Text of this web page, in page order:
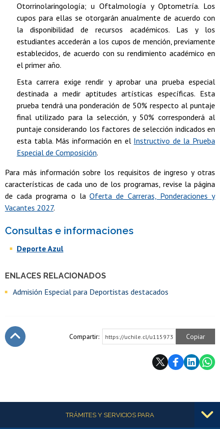
ENLACES RELACIONADOS
Admisión Especial para Deportistas destacados
Otorrinolaringología; u Oftalmología y Optometría. Los
cupos para ellas se otorgarán anualmente de acuerdo con
la disponibilidad de recursos académicos. Las y los
estudiantes accederán a los cupos de mención, previamente
establecidos, de acuerdo con su rendimiento académico en
el primer año.
Esta carrera exige rendir y aprobar una prueba especial
destinada a medir aptitudes artísticas específicas. Esta
prueba tendrá una ponderación de 50% respecto al puntaje
final utilizado para la selección, y 50% corresponderá al
puntaje considerando los factores de selección indicados en
esta tabla. Más información en el Instructivo de la Prueba
Especial de Composición.
Para más información sobre los requisitos de ingreso y otras
características de cada uno de los programas, revise la página
de cada programa o laOferta de Carreras, Ponderaciones y
Vacantes 2027.
Consultas e informaciones
Deporte Azul
Compartir: https://uchile.cl/u115973 Copiar
Más informaciónTRÁMITES Y SERVICIOS PARA